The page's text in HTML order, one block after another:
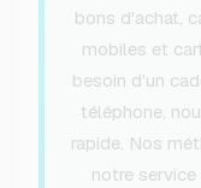
bons d'achat,
mobiles et
besoin d’un
téléphone,
rapide. Nos
notre